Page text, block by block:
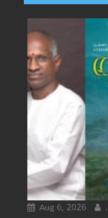
Aug 6, 2026 .